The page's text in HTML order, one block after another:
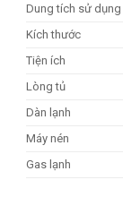
Dung tích sử dụng
Kích thước
Tiện ích
Lòng tủ
Dàn lạnh
Máy nén
Gas lạnh